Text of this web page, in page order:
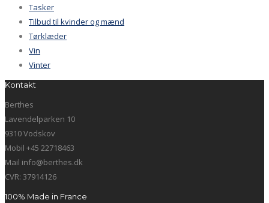
Tasker
Tilbud til kvinder og mænd
Tørklæder
Vin
Vinter
Kontakt
Berthes
Lavendelparken 10
9310 Vodskov
Mobil +45 22718463
Mail info@berthes.dk
CVR: 37914126
100% Made in France